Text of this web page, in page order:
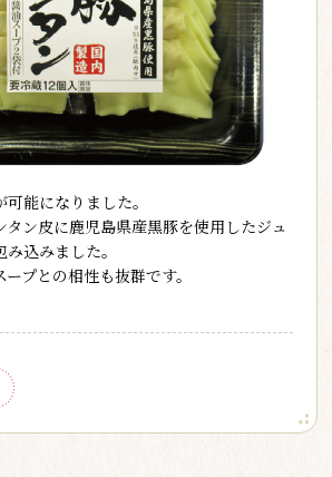
能になりました。
タン皮に鹿児島県産黒豚を使用したジュ
込みました。
プとの相性も抜群です。